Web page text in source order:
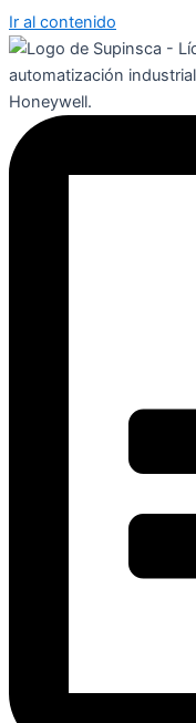
Ir al contenido